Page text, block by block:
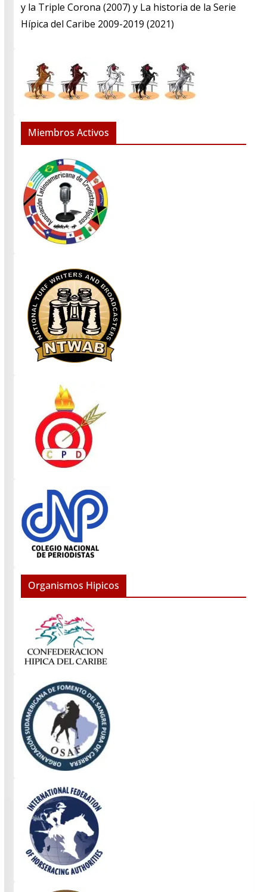
y la Triple Corona (2007) y La historia de la Serie
Hípica del Caribe 2009-2019 (2021)
Miembros Activos
Organismos Hipicos